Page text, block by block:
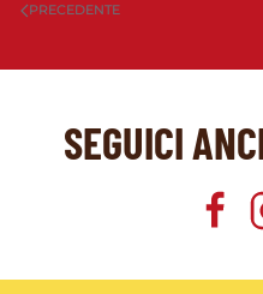
PRECEDENTE
SEGUICI